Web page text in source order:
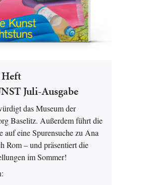
Juli-Ausgabe
das Museum der
Baselitz. Außerdem führt die
auf eine Spurensuche zu Ana
Rom – und präsentiert die
im Sommer!